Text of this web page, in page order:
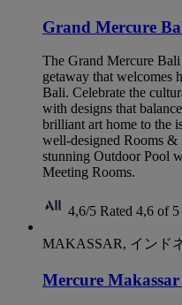
Grand Mercure
The Grand Mercure
getaway that welcomes
Bali. Celebrate the
with designs that
brilliant art home to the
well-designed Rooms
stunning Outdoor Pool
Meeting Rooms.
4,6/5 Rated 4,6 of 5
MAKASSAR, インド
Mercure